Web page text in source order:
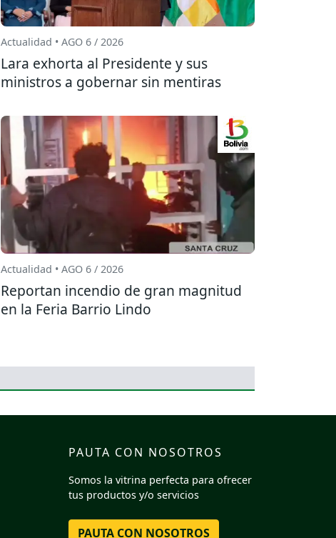
Actualidad • AGO 6 / 2026
Lara exhorta al Presidente y sus
ministros a gobernar sin mentiras
Actualidad • AGO 6 / 2026
Reportan incendio de gran magnitud
en la Feria Barrio Lindo
PAUTA CON NOSOTROS
Somos la vitrina perfecta para ofrecer
tus productos y/o servicios
PAUTA CON NOSOTROS